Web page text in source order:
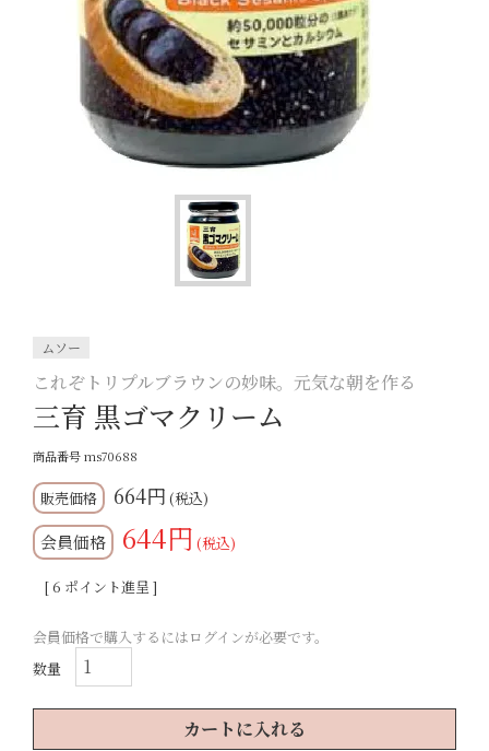
ムソー
これぞトリプルブラウンの妙味。元気な朝を作る
三育 黒ゴマクリーム
商品番号ms70688
664 税込
会員価格 644 税込
[6 ポイント進呈 ]
会員価格で購入するにはログインが必要です。
カートに入れる